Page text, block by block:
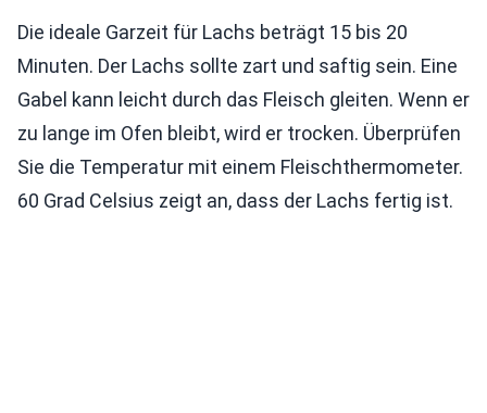
Die ideale Garzeit für Lachs beträgt 15 bis 20
Minuten. Der Lachs sollte zart und saftig sein. Eine
Gabel kann leicht durch das Fleisch gleiten. Wenn er
zu lange im Ofen bleibt, wird er trocken. Überprüfen
Sie die Temperatur mit einem Fleischthermometer.
60 Grad Celsius zeigt an, dass der Lachs fertig ist.